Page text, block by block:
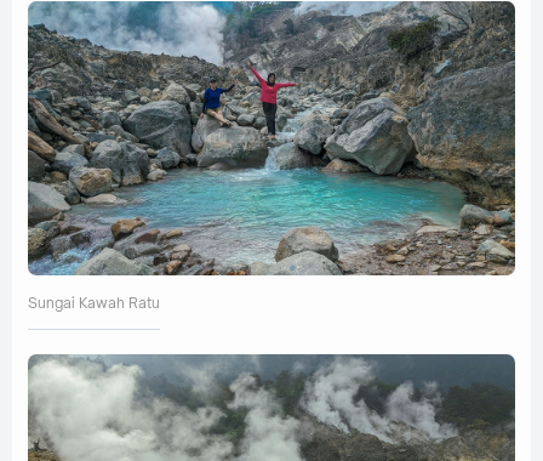
Sungai Kawah Ratu